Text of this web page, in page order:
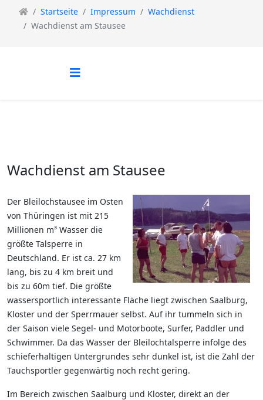
Startseite Impressum
Wachdienst
Wachdienst am Stausee
Wachdienst am Stausee
Der Bleilochstausee im Osten
von Thüringen ist mit 215
Millionen m³ Wasser die
größte Talsperre in
Deutschland. Er ist ca. 27 km
lang, bis zu 4 km breit und
bis zu 60m tief. Die größte
wassersportlich interessante Fläche liegt zwischen Saalburg,
Kloster und der Sperrmauer selbst. Auf ihr tummeln sich in
der Saison viele Segel- und Motorboote, Surfer, Paddler und
Schwimmer. Da das Wasser der Bleilochtalsperre infolge des
schieferhaltigen Untergrundes sehr dunkel ist, ist die Zahl der
Tauchsportler gegenwärtig noch recht gering.
Im Bereich zwischen Saalburg und Kloster, direkt an der